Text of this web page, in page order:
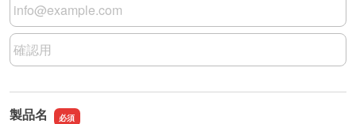
メールアドレスの確認用
製品名